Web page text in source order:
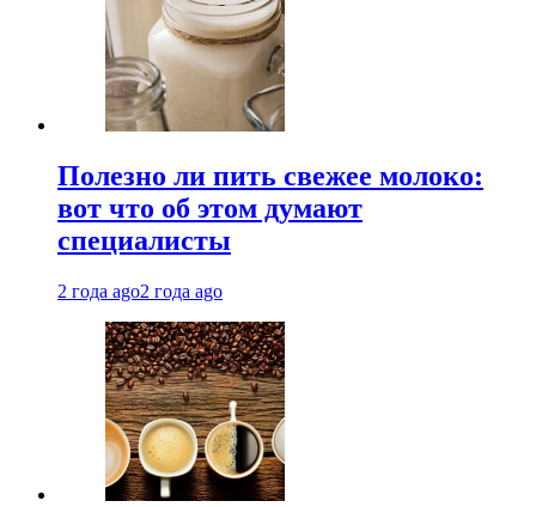
Полезно ли пить свежее молоко:
вот что об этом думают
специалисты
2 года ago2 года ago